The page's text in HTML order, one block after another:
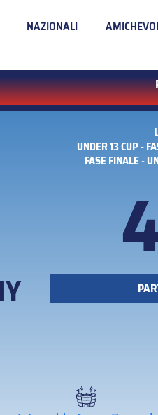
NAZIONALI
UNDER 13 CUP -
FASE FINALE -